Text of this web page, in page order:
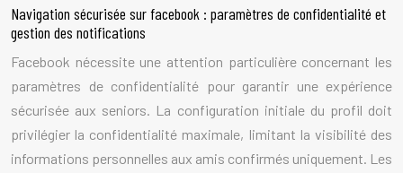
Navigation sécurisée sur facebook : paramètres de confidentialité et
gestion des notifications
Facebook nécessite une attention particulière concernant les
paramètres de confidentialité pour garantir une expérience
sécurisée aux seniors. La configuration initiale du profil doit
privilégier la confidentialité maximale, limitant la visibilité des
informations personnelles aux amis confirmés uniquement. Les